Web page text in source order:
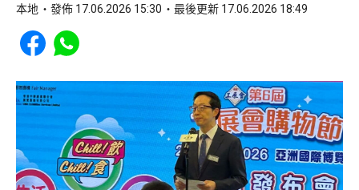
本地 發佈 17.06.2026 15:30 最後更新 17.06.2026 18:49
Share to Facebook
Share to WhatsApp